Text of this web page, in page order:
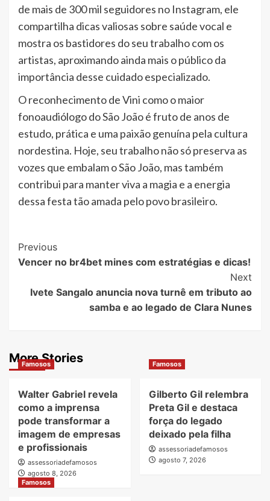
de mais de 300 mil seguidores no Instagram, ele
compartilha dicas valiosas sobre saúde vocal e
mostra os bastidores do seu trabalho com os
artistas, aproximando ainda mais o público da
importância desse cuidado especializado.
O reconhecimento de Vini como o maior
fonoaudiólogo do São João é fruto de anos de
estudo, prática e uma paixão genuína pela cultura
nordestina. Hoje, seu trabalho não só preserva as
vozes que embalam o São João, mas também
contribui para manter viva a magia e a energia
dessa festa tão amada pelo povo brasileiro.
Post
Navigation
Previous
Vencer no br4bet mines com estratégias e dicas!
Next
Ivete Sangalo anuncia nova turnê em tributo ao
samba e ao legado de Clara Nunes
More Stories
Famosos
Walter Gabriel revela
como a imprensa
pode transformar a
imagem de empresas
e profissionais
assessoriadefamosos
agosto 8, 2026
Famosos
Gilberto Gil relembra
Preta Gil e destaca
força do legado
deixado pela filha
assessoriadefamosos
agosto 7, 2026
Famosos